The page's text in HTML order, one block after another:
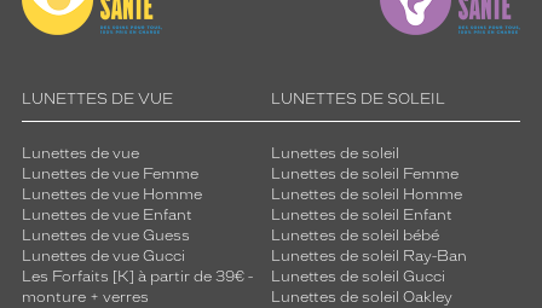
LUNETTES DE VUE
Lunettes de vue
Lunettes de vue Femme
Lunettes de vue Homme
Lunettes de vue Enfant
Lunettes de vue Guess
Lunettes de vue Gucci
Les Forfaits [K] à partir de 39€ -
monture + verres
LUNETTES DE SOLEIL
Lunettes de soleil
Lunettes de soleil Femme
Lunettes de soleil Homme
Lunettes de soleil Enfant
Lunettes de soleil bébé
Lunettes de soleil Ray-Ban
Lunettes de soleil Gucci
Lunettes de soleil Oakley